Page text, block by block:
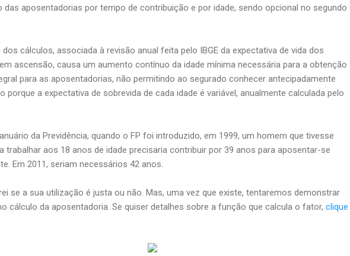
das aposentadorias por tempo de contribuição e por idade, sendo opcional no segundo
cálculos, associada à revisão anual feita pelo IBGE da expectativa de vida dos
ascensão, causa um aumento contínuo da idade mínima necessária para a obtenção
para as aposentadorias, não permitindo ao segurado conhecer antecipadamente
porque a expectativa de sobrevida de cada idade é variável, anualmente calculada pelo
da Previdência, quando o FP foi introduzido, em 1999, um homem que tivesse
trabalhar aos 18 anos de idade precisaria contribuir por 39 anos para aposentar-se
Em 2011, seriam necessários 42 anos.
se a sua utilização é justa ou não. Mas, uma vez que existe, tentaremos demonstrar
cálculo da aposentadoria. Se quiser detalhes sobre a função que calcula o fator, clique